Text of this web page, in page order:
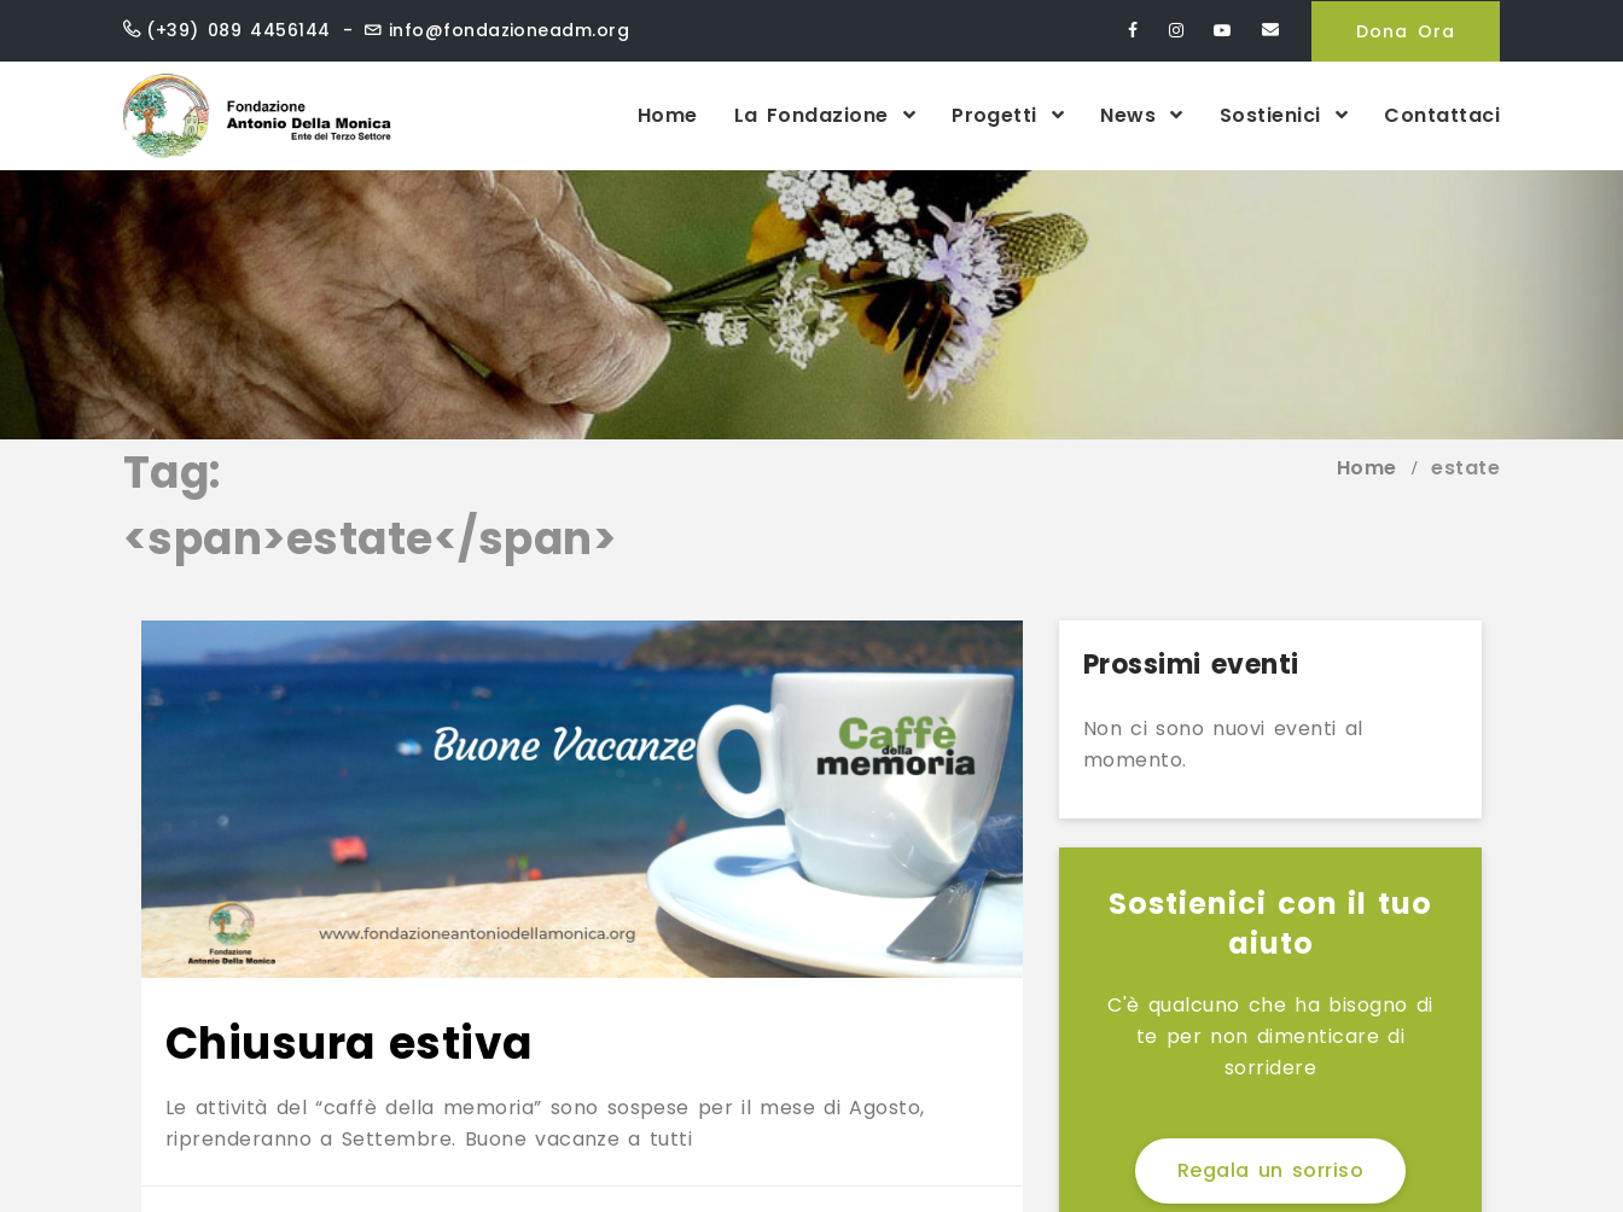
(+39) 089 4456144 info@fondazioneadm.org Dona Ora
Home La Fondazione Progetti News Sostienici Contattaci
Tag:
<span>estate</span>
Home estate
Chiusura estiva
Le attività del “caffè della memoria” sono sospese per il mese di Agosto,
riprenderanno a Settembre. Buone vacanze a tutti
Prossimi eventi
Non ci sono nuovi eventi al
momento.
Sostienici con il tuo
aiuto
C'è qualcuno che ha bisogno di
te per non dimenticare di
sorridere
Regala un sorriso